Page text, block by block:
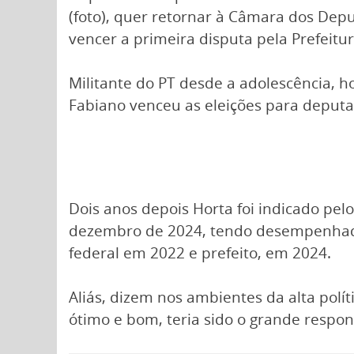
(foto), quer retornar à Câmara dos
vencer a primeira disputa pela
Militante do PT desde a adolescência,
Fabiano venceu as eleições para
Dois anos depois Horta foi indicado
dezembro de 2024, tendo
federal em 2022 e prefeito, em 2024.
Aliás, dizem nos ambientes da alta
ótimo e bom, teria sido o grande